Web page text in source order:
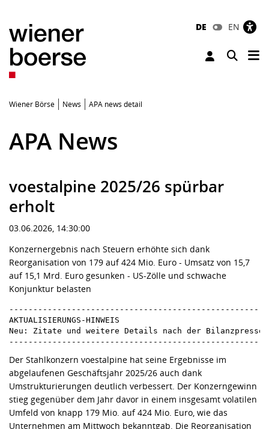
DE EN
Toggle
Wiener Börse News APA news detail
APA News
voestalpine 2025/26 spürbar
erholt
03.06.2026, 14:30:00
Konzernergebnis nach Steuern erhöhte sich dank
Reorganisation von 179 auf 424 Mio. Euro - Umsatz von 15,7
auf 15,1 Mrd. Euro gesunken - US-Zölle und schwache
Konjunktur belasten
AKTUALISIERUNGS-HINWEIS
Neu: Zitate und weitere Details nach der
Der Stahlkonzern voestalpine hat seine Ergebnisse im
abgelaufenen Geschäftsjahr 2025/26 auch dank
Umstrukturierungen deutlich verbessert. Der Konzerngewinn
stieg gegenüber dem Jahr davor in einem insgesamt volatilen
Umfeld von knapp 179 Mio. auf 424 Mio. Euro, wie das
Unternehmen am Mittwoch bekanntgab. Die Reorganisation